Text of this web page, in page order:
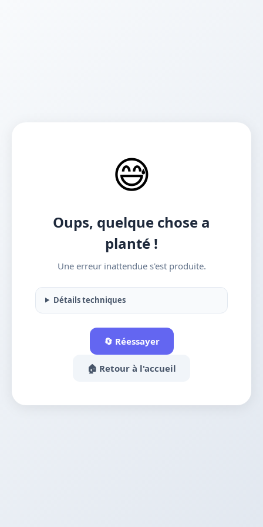
😅
Oups, quelque chose a
planté !
Une erreur inattendue s'est produite.
Détails techniques
🔄 Réessayer
🏠 Retour à l'accueil